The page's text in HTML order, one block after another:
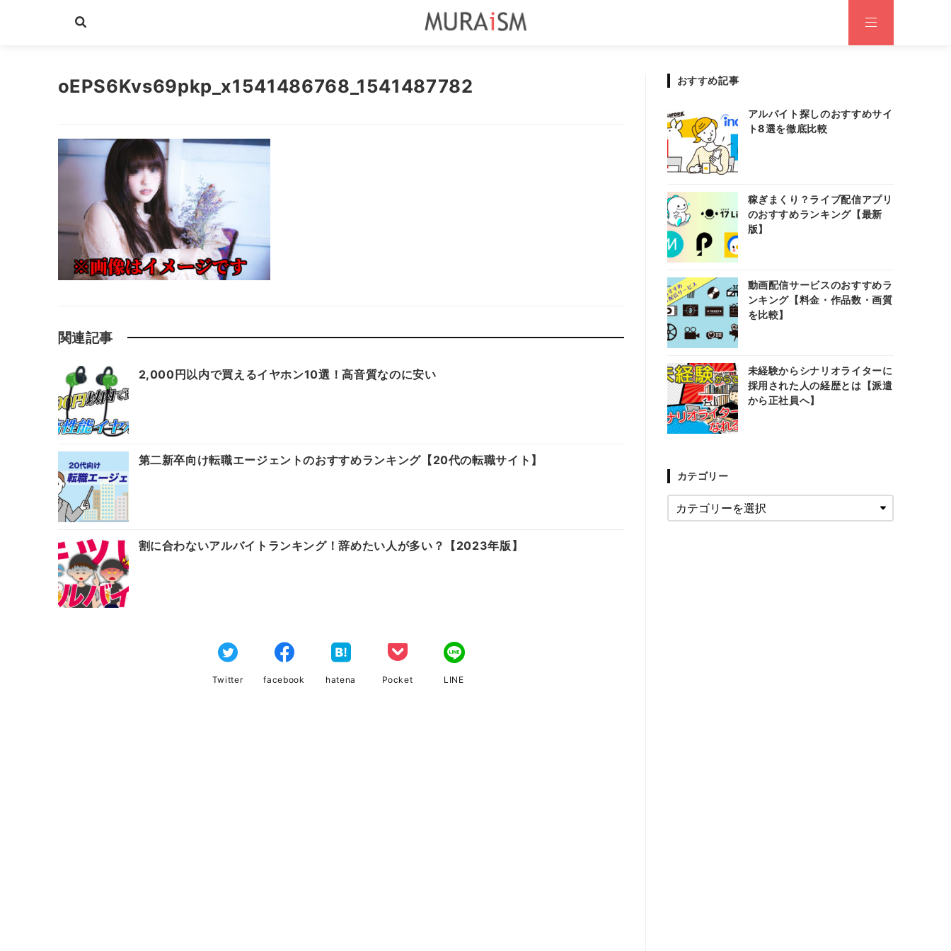
oEPS6Kvs69pkp_x1541486768_1541487782
関連記事
2,000円以内で買えるイヤホン10選！高音質なのに安い
第二新卒向け転職エージェントのおすすめランキング【20代の転職サイト】
割に合わないアルバイトランキング！辞めたい人が多い？【2023年版】
Twitter facebook hatena Pocket LINE
おすすめ記事
アルバイト探しのおすすめサイ
ト8選を徹底比較
稼ぎまくり？ライブ配信アプリ
のおすすめランキング【最新
版】
動画配信サービスのおすすめラ
ンキング【料金・作品数・画質
を比較】
未経験からシナリオライターに
採用された人の経歴とは【派遣
から正社員へ】
カテゴリー